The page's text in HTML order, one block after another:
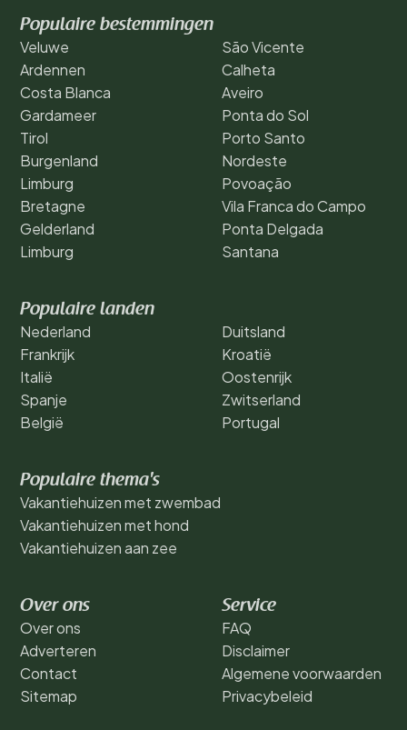
Populaire bestemmingen
Veluwe
Ardennen
Costa Blanca
Gardameer
Tirol
Burgenland
Limburg
Bretagne
Gelderland
Limburg
São Vicente
Calheta
Aveiro
Ponta do Sol
Porto Santo
Nordeste
Povoação
Vila Franca do Campo
Ponta Delgada
Santana
Populaire landen
Nederland
Frankrijk
Italië
Spanje
België
Duitsland
Kroatië
Oostenrijk
Zwitserland
Portugal
Populaire thema's
Vakantiehuizen met zwembad
Vakantiehuizen met hond
Vakantiehuizen aan zee
Over ons
Over ons
Adverteren
Contact
Sitemap
Service
FAQ
Disclaimer
Algemene voorwaarden
Privacybeleid